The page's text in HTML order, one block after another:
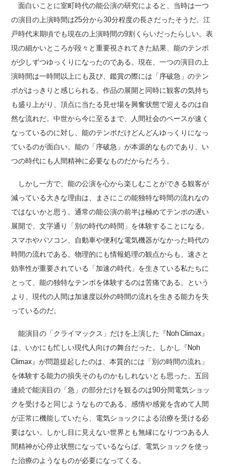
面白いことに室町時代の能公演の研究によると、当時は一つ
の演目の上演時間は25分から30分程度の長さだったそうだ。江
戸時代末期頃でも現在の上演時間の9割くらいだったらしい。表
現の細かいところが段々と重要視されてきた結果、能のテンポ
が少しずつゆっくりになったのである。現在、一つの演目の上
演時間は一時間以上にも及び、鑑賞の際には「序破急」のテン
ポがはっきりと感じられる。作品の展開と同時に観客の気持ち
も盛り上がり、頂点に当たる見せ場を興奮状態で迎えるのは自
然な流れだ。中世から今に至るまで、人間社会のペースが速く
なっているのに対し、能のテンポだけどんどんゆっくりになっ
ているのが面白い。能の「序破急」が本源的なものであり、い
つの時代にも人間精神に必要なものだからだろう。
しかし一方で、能の公演を心から楽しむことができる観客が
減っている大きな理由は、まさにこの能独特な時間の流れなの
ではないかと思う。通常の能公演の前半は極めてテンポの遅い
展開で、文字通り「別の時代の時間」を体験することになる。
スマホやパソコン、自動車や便利な電気機器がなかった時代の
時間の流れである。物理的にも情報処理の観点からも、速さと
効率性が重要されている「加速の時代」を生きている私たちに
とって、能の独特なテンポを体験するのは苦痛である。という
より、現代の人間は加速度以外の時間の流れを生きる能力を失
っているのだ。
能演目の「クライマックス」だけを上演した『Noh Climax』
は、いかにも忙しい現代人向けの舞台だった。しかし『Noh
Climax』が問題提起したのは、本質的には「別の時間の流れ」
を体験する能力の損失そのものかもしれないとも思った。五回
連続で能演目の「急」の部分だけを観るのは90分間電気ショッ
クを受けると同じようなものである。感情や感覚を含めて人間
が正常に機能していたら、電気ショックによる治療を受ける必
要はない。しかし目に見えない世界とも無縁になりつつある人
間精神が心停止状態になっているならば、電気ショックを使っ
た治療のようなものが必要になってくる。